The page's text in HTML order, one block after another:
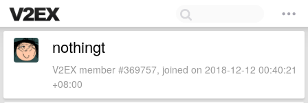
nothingt
V2EX member #369757, joined on 2018-12-12 00:40:21
+08:00